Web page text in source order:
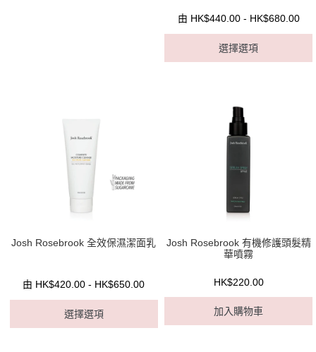
由 HK$440.00 - HK$680.00
選擇選項
Josh Rosebrook 全效保濕潔面乳
由 HK$420.00 - HK$650.00
選擇選項
Josh Rosebrook 有機修護頭髮精
華噴霧
HK$220.00
加入購物車